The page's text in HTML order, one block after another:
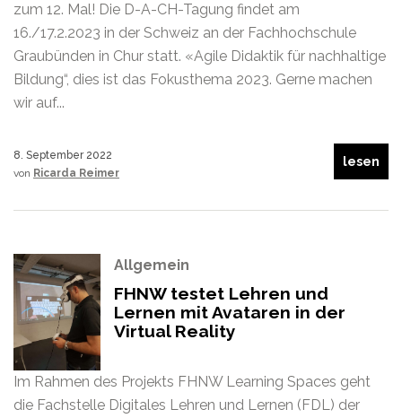
zum 12. Mal! Die D-A-CH-Tagung findet am
16./17.2.2023 in der Schweiz an der Fachhochschule
Graubünden in Chur statt. «Agile Didaktik für nachhaltige
Bildung“, dies ist das Fokusthema 2023. Gerne machen
wir auf...
8. September 2022
von Ricarda Reimer
lesen
Allgemein
FHNW testet Lehren und
Lernen mit Avataren in der
Virtual Reality
Im Rahmen des Projekts FHNW Learning Spaces geht
die Fachstelle Digitales Lehren und Lernen (FDL) der